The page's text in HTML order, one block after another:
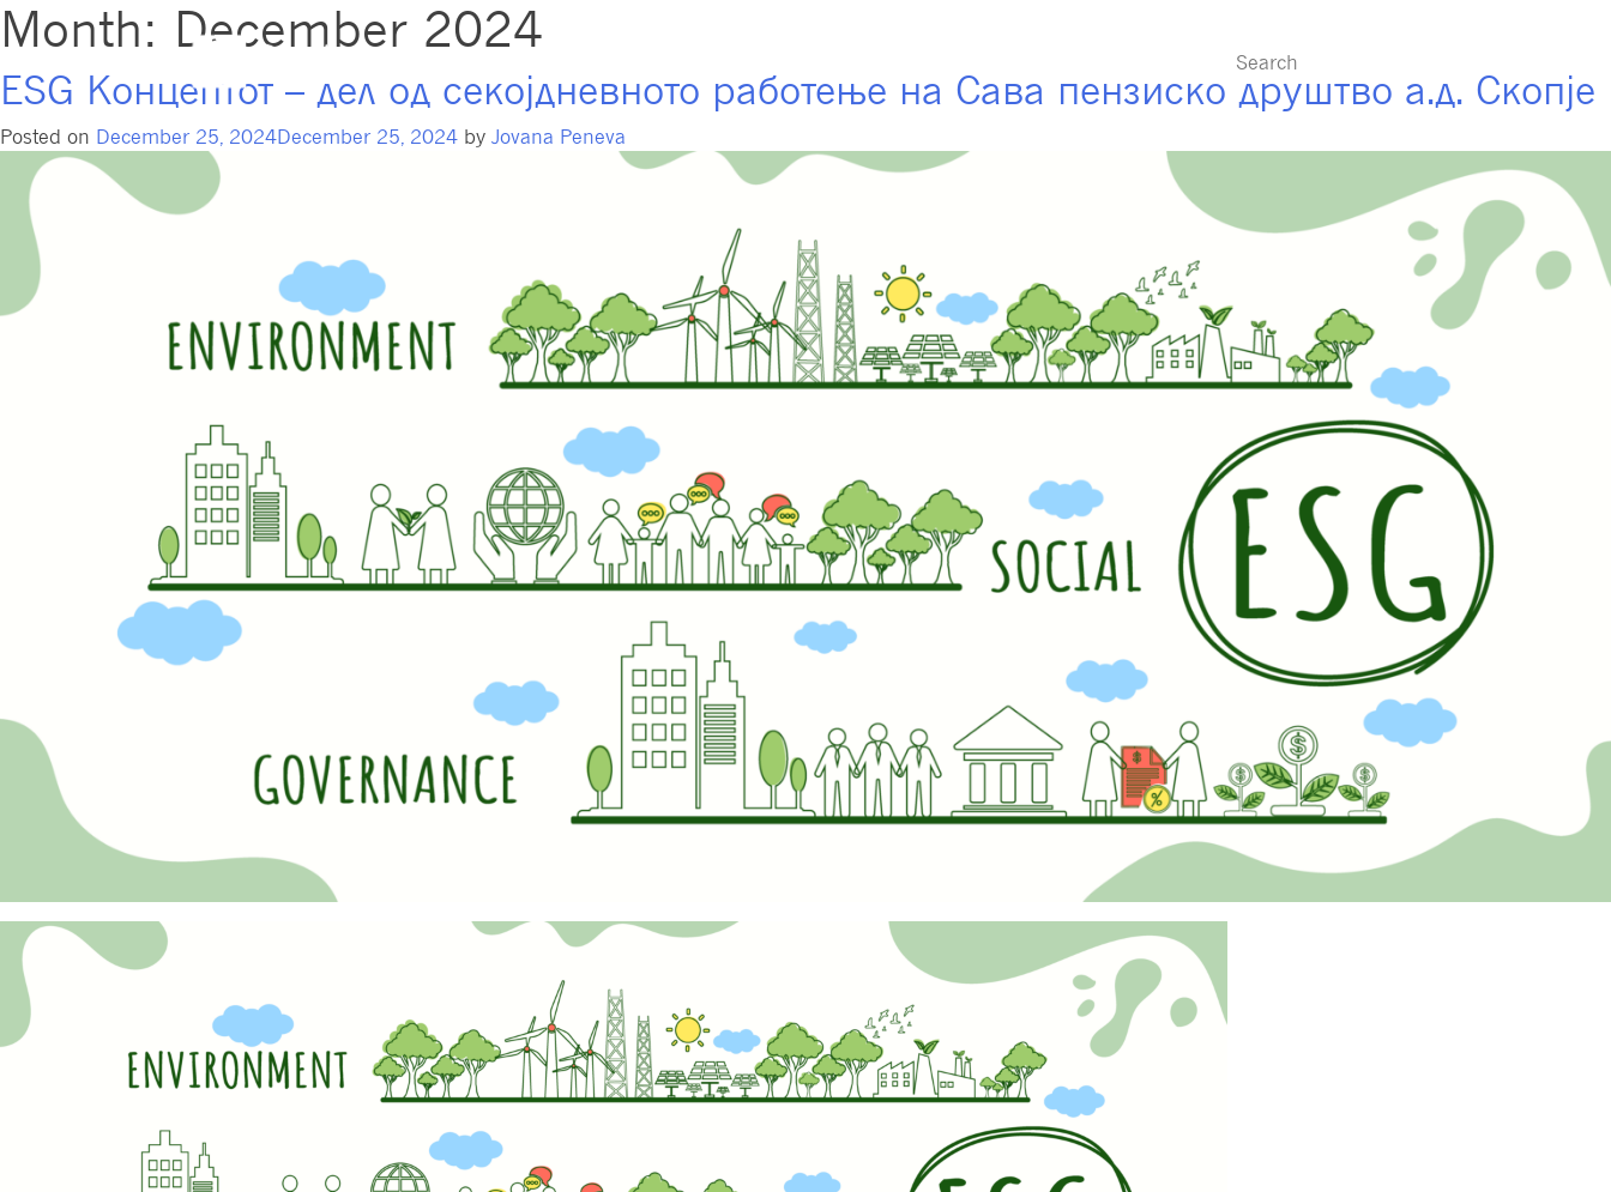
Month: December 2024
ESG Концептот – дел од секојдневното работење на Сава пензиско друштво а.д. Скопје
Posted on December 25, 2024December 25, 2024 by Jovana Peneva